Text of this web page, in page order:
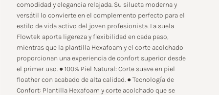
comodidad y elegancia relajada. Su silueta moderna y
versátil lo convierte en el complemento perfecto para el
estilo de vida activo del joven profesionista. La suela
Flowtek aporta ligereza y flexibilidad en cada paso,
mientras que la plantilla Hexafoam y el corte acolchado
proporcionan una experiencia de confort superior desde
el primer uso. ● 100% Piel Natural: Corte suave en piel
floather con acabado de alta calidad. ● Tecnología de
Confort: Plantilla Hexafoam y corte acolchado que se